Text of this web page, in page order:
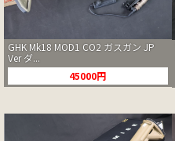
GHK Mk18 MOD1 CO2 ガスガン JP
Ver ダ...
45000円